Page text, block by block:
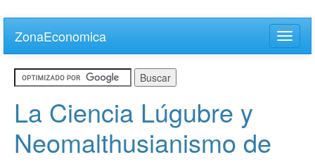
main
content
ZonaEconomica
Toggle
La Ciencia Lúgubre y
Neomalthusianismo de